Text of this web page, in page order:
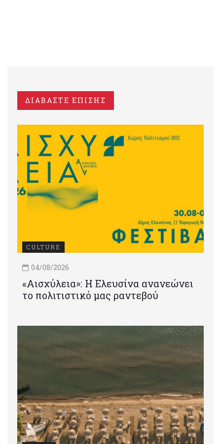
ΔΙΑΒΑΣΤΕ ΕΠΙΣΗΣ
CULTURE
04/08/2026
«Αισχύλεια»: Η Ελευσίνα ανανεώνει
το πολιτιστικό μας ραντεβού